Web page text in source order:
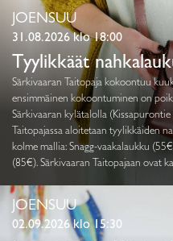
JOENSUU
31.08.2026 klo 18:00
Tyylikkäät
Särkivaaran Taitopaja kokoontuu
ensimmäinen kokoontuminen on
Särkivaaran kylätalolla (Kissapurontie
Taitopajassa aloitetaan tyylikkäiden
kolme mallia: Snagg-vaakalaukku
(85€). Särkivaaran Taitopajaan ovat
JOENSUU
02.09.2026 klo 15:30